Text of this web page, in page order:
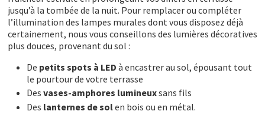
jusqu’à la tombée de la nuit. Pour remplacer ou compléter
l’illumination des lampes murales dont vous disposez déjà
certainement, nous vous conseillons des lumières décoratives
plus douces, provenant du sol :
De petits spots à LED à encastrer au sol, épousant tout
le pourtour de votre terrasse
Des vases-amphores lumineuxsans fils
Des lanternes de solen bois ou en métal.